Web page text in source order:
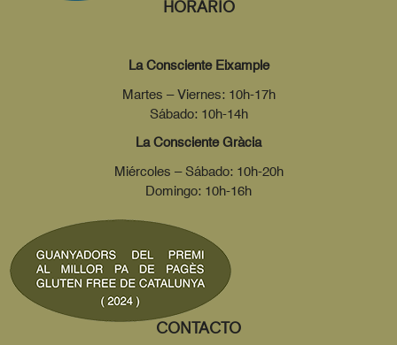
HORARIO
La Consciente Eixample
Martes – Viernes: 10h-17h
Sábado: 10h-14h
La Consciente Gràcia
Miércoles – Sábado: 10h-20h
Domingo: 10h-16h
CONTACTO